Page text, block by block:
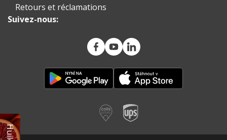
Retours et réclamations
Suivez-nous: